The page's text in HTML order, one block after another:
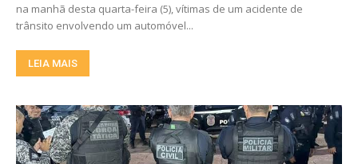
na manhã desta quarta-feira (5), vítimas de um acidente de
trânsito envolvendo um automóvel...
LEIA MAIS